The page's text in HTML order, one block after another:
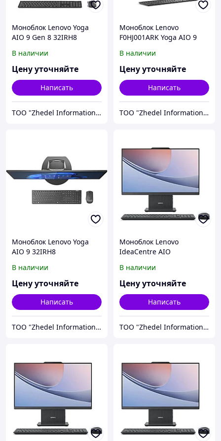
Моноблок Lenovo Yoga
AIO 9 Gen 8 32IRH8
В наличии
Цену уточняйте
Написать
ТОО "Zhedel Information Systems"
Моноблок Lenovo
F0HJ001ARK Yoga AIO 9
В наличии
Цену уточняйте
Написать
ТОО "Zhedel Information Systems"
Моноблок Lenovo Yoga
AIO 9 32IRH8
В наличии
Цену уточняйте
Написать
ТОО "Zhedel Information Systems"
Моноблок Lenovo
IdeaCentre AIO
В наличии
Цену уточняйте
Написать
ТОО "Zhedel Information Systems"